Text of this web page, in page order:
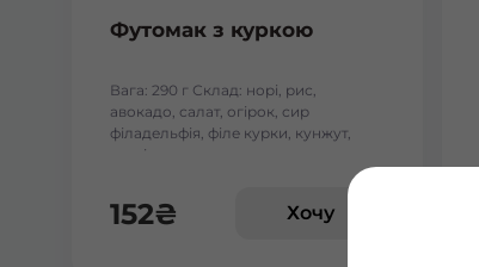
Футомак з куркою
Вага: 290 г Склад: норі, рис,
авокадо, салат, огірок, сир
філадельфія, філе курки, кунжут,
унагі соус
152₴ Хочу